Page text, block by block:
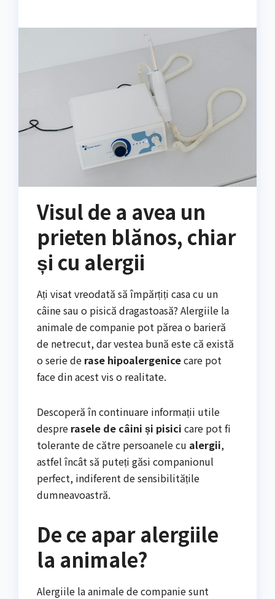
Visul de a avea un
prieten blănos, chiar
și cu alergii
Ați visat vreodată să împărțiți casa cu un
câine sau o pisică dragastoasă? Alergiile la
animale de companie pot părea o barieră
de netrecut, dar vestea bună este că există
o serie de rase hipoalergenicecare pot
face din acest vis o realitate.
Descoperă în continuare informații utile
despre rasele de câini și pisici care pot fi
tolerante de către persoanele cu alergii,
astfel încât să puteți găsi companionul
perfect, indiferent de sensibilitățile
dumneavoastră.
De ce apar alergiile
la animale?
Alergiile la animale de companie sunt